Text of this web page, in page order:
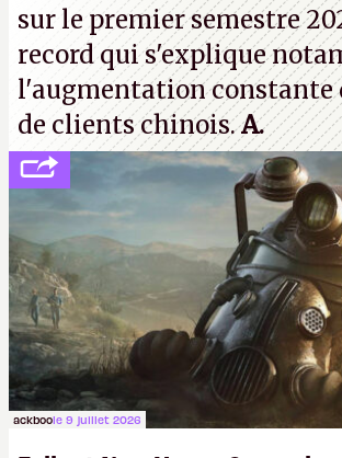
sur le premier semestre
record qui s'explique
l'augmentation constante
de clients chinois.A.
ackboole 9 juillet 2026